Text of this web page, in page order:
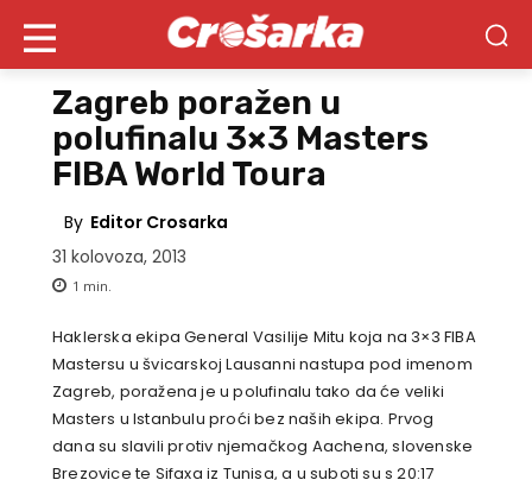
Zagreb poražen u
polufinalu 3×3 Masters
FIBA World Toura
By Editor Crosarka
31 kolovoza, 2013
1 min.
Haklerska ekipa General Vasilije Mitu koja na 3×3 FIBA
Mastersu u švicarskoj Lausanni nastupa pod imenom
Zagreb, poražena je u polufinalu tako da će veliki
Masters u Istanbulu proći bez naših ekipa. Prvog
dana su slavili protiv njemačkog Aachena, slovenske
Brezovice te Sifaxa iz Tunisa, a u suboti su s 20:17